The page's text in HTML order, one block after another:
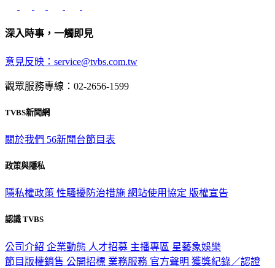
深入時事，一觸即見
意見反映：service@tvbs.com.tw
觀眾服務專線：02-2656-1599
TVBS新聞網
關於我們 56新聞台節目表
政策與隱私
隱私權政策 性騷擾防治措施 網站使用協定 版權宣告
認識 TVBS
公司介紹 企業動態 人才招募 主播專區 星藝象娛樂
節目版權銷售 公開招標 業務服務 官方聲明 獲獎紀錄／認證